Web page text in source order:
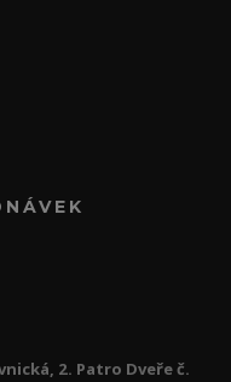
2. Patro Dveře č.